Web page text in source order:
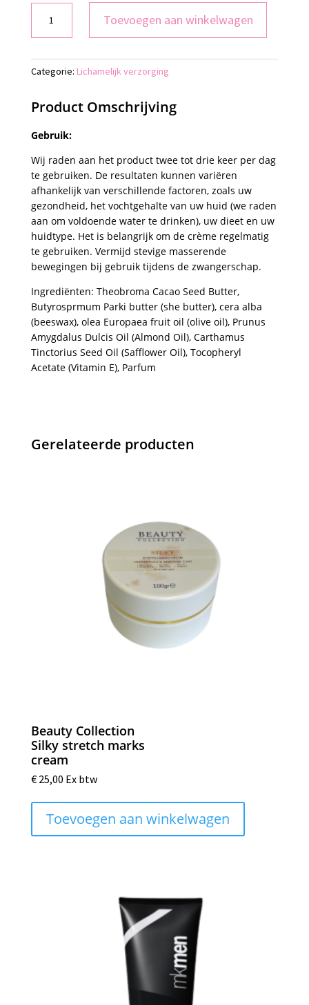
marks
cream
aantal
Toevoegen aan winkelwagen
Categorie: Lichamelijk verzorging
Product Omschrijving
Gebruik:
Wij raden aan het product twee tot drie keer per dag
te gebruiken. De resultaten kunnen variëren
afhankelijk van verschillende factoren, zoals uw
gezondheid, het vochtgehalte van uw huid (we raden
aan om voldoende water te drinken), uw dieet en uw
huidtype. Het is belangrijk om de crème regelmatig
te gebruiken. Vermijd stevige masserende
bewegingen bij gebruik tijdens de zwangerschap.
Ingrediënten: Theobroma Cacao Seed Butter,
Butyrosprmum Parki butter (she butter), cera alba
(beeswax), olea Europaea fruit oil (olive oil), Prunus
Amygdalus Dulcis Oil (Almond Oil), Carthamus
Tinctorius Seed Oil (Safflower Oil), Tocopheryl
Acetate (Vitamin E), Parfum
Gerelateerde producten
Beauty Collection
Silky stretch marks
cream
€25,00 Ex btw
Toevoegen aan winkelwagen